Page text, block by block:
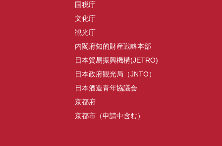
国税庁
文化庁
観光庁
内閣府知的財産戦略本部
日本貿易振興機構(JETRO)
日本政府観光局（JNTO）
日本酒造青年協議会
京都府
京都市（申請中含む）